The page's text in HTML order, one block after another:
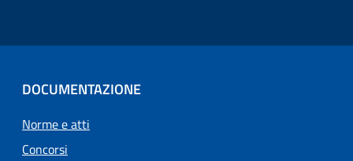
DOCUMENTAZIONE
Norme e atti
Concorsi